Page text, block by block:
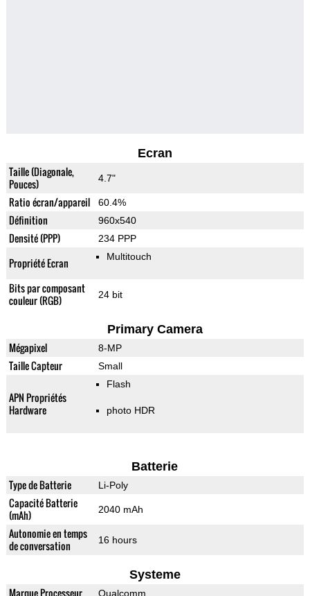
Ecran
Taille (Diagonale,
Pouces)
4.7"
Ratio écran/appareil 60.4%
Définition 960x540
Densité (PPP) 234 PPP
Propriété Ecran Multitouch
Bits par composant
couleur (RGB)
24 bit
Primary Camera
Mégapixel 8-MP
Taille Capteur Small
APN Propriétés
Hardware
Flash
photo HDR
Batterie
Type de Batterie Li-Poly
Capacité Batterie
(mAh)
2040 mAh
Autonomie en temps
de conversation
16 hours
Systeme
Marque Processeur Qualcomm